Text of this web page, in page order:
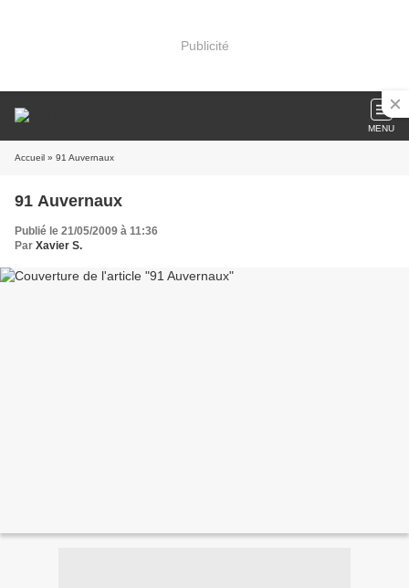
Publicité
MENU
Accueil » 91 Auvernaux
91 Auvernaux
Publié le 21/05/2009 à 11:36
Par Xavier S.